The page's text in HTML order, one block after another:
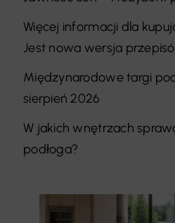
Więcej informacji dla
Jest nowa wersja
Międzynarodowe targi
sierpień 2026
W jakich wnętrzach
podłoga?